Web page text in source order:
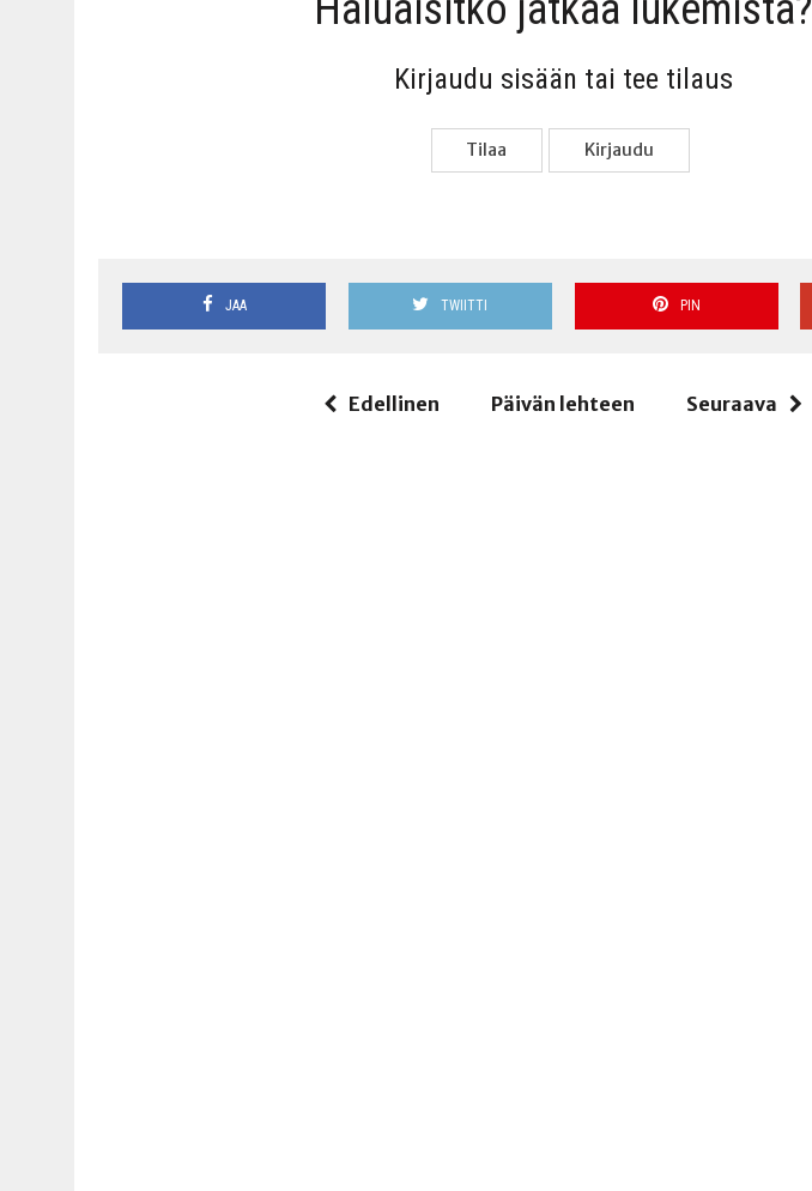
Kir­jau­du sisään tai tee tilaus
Tilaa Kir­jau­du
JAA TWIITTI PIN
Edellinen Päivän lehteen Seuraava